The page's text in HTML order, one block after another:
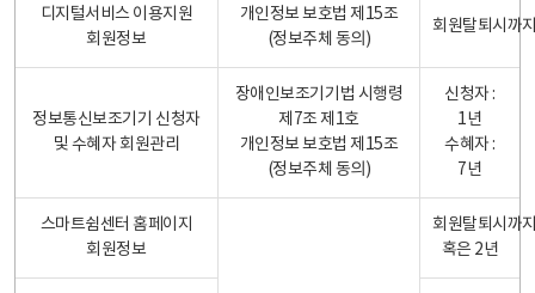
디지털서비스 이용지원
회원정보
개인정보 보호법 제15조
(정보주체 동의)
회원탈퇴시까
정보통신보조기기 신청자
및 수혜자 회원관리
장애인보조기기법 시행령
제7조 제1호
개인정보 보호법 제15조
(정보주체 동의)
신청자 :
1년
수혜자 :
7년
스마트쉼센터 홈페이지
회원정보
회원탈퇴시까
혹은 2년